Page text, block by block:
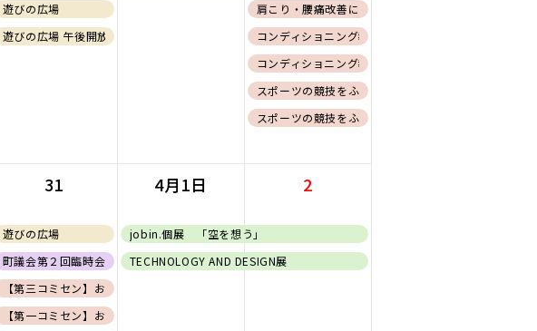
グ
編〜【会員証必須】
ー)
遊びの広場
遊びの広場 午後開放(フリー)
肩こり・腰痛改善に向けたコンディショニング
コンディショニング教室〜筋力向上編〜
コンディショニング教室〜クールダウン編〜
スポーツの競技をふまえたコンディショニング 基礎編
スポーツの競技をふまえたコンディショニング ウエイ
グ
ー)
31
遊びの広場
町議会第２回臨時会
【第三コミセン】おうちでできる姿勢改善に向けたコンディショニング
【第一コミセン】おうちでできる姿勢改善に向けたコンディショニング
4月1日
jobin.個展 「空を想う」
TECHNOLOGY AND DESIGN展
2